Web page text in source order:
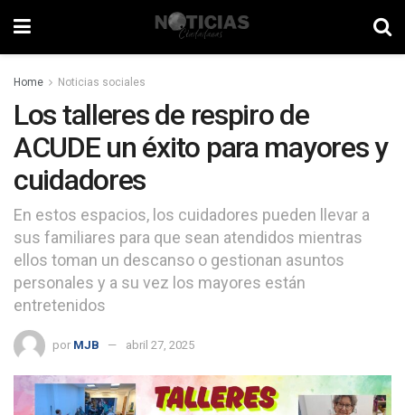
Home Noticias sociales
Los talleres de respiro de
ACUDE un éxito para mayores y
cuidadores
En estos espacios, los cuidadores pueden llevar a
sus familiares para que sean atendidos mientras
ellos toman un descanso o gestionan asuntos
personales y a su vez los mayores están
entretenidos
por MJB abril 27, 2025